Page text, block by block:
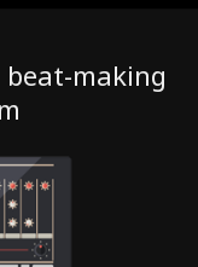
beat-making